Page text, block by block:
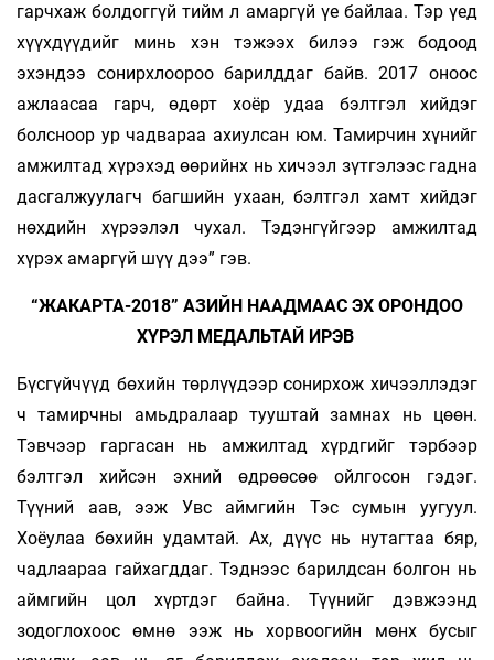
гарчхаж болдоггүй тийм л амаргүй үе байлаа. Тэр үед
хүүхдүүдийг минь хэн тэжээх билээ гэж бодоод
эхэндээ сонирхлоороо барилддаг байв. 2017 оноос
ажлаасаа гарч, өдөрт хоёр удаа бэлтгэл хийдэг
болсноор ур чадвараа ахиулсан юм. Тамирчин хүнийг
амжилтад хүрэхэд өөрийнх нь хичээл зүтгэлээс гадна
дасгалжуулагч багшийн ухаан, бэлтгэл хамт хийдэг
нөхдийн хүрээлэл чухал. Тэдэнгүйгээр амжилтад
хүрэх амаргүй шүү дээ” гэв.
“ЖАКАРТА-2018” АЗИЙН НААДМААС ЭХ ОРОНДОО
ХҮРЭЛ МЕДАЛЬТАЙ ИРЭВ
Бүсгүйчүүд бөхийн төрлүүдээр сонирхож хичээллэдэг
ч тамирчны амьдралаар тууштай замнах нь цөөн.
Тэвчээр гаргасан нь амжилтад хүрдгийг тэрбээр
бэлтгэл хийсэн эхний өдрөөсөө ойлгосон гэдэг.
Түүний аав, ээж Увс аймгийн Тэс сумын уугуул.
Хоёулаа бөхийн удамтай. Ах, дүүс нь нутагтаа бяр,
чадлаараа гайхагддаг. Тэднээс барилдсан болгон нь
аймгийн цол хүртдэг байна. Түүнийг дэвжээнд
зодоглохоос өмнө ээж нь хорвоогийн мөнх бусыг